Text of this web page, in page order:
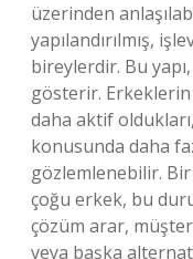
üzerinden
yapılandırılmış,
bireylerdir. Bu
gösterir.
daha aktif
konusunda daha
gözlemlenebilir.
çoğu erkek, bu
çözüm arar,
veya başka